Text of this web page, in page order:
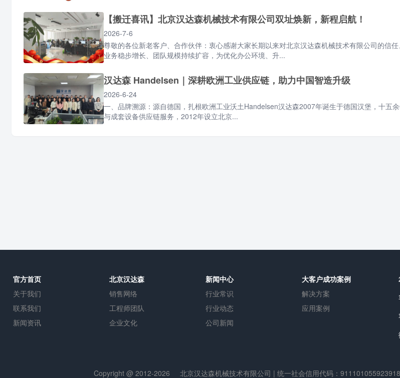
【搬迁喜讯】北京汉达森机械技术有限公司双址焕新，新程启航！
2026-7-6
尊敬的各位新老客户、合作伙伴：衷心感谢大家长期以来对北京汉达森机械技术有限公司的信
业务稳步增长、团队规模持续扩容，为优化办公环境、升...
汉达森 Handelsen｜深耕欧洲工业供应链，助力中国智造升级
2026-6-24
一、品牌溯源：源自德国，扎根欧洲工业沃土Handelsen汉达森2007年诞生于德国汉堡，十五
与成套设备供应链服务，2012年设立北京...
官方首页
关于我们
联系我们
新闻资讯
北京汉达森
销售网络
工程师团队
企业文化
新闻中心
行业常识
行业动态
公司新闻
大客户成功案例
解决方案
应用案例
Copyright @ 2012-2026 北京汉达森机械技术有限公司 | 统一社会信用代码：